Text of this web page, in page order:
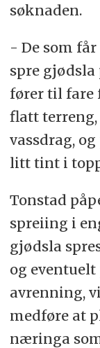
søknaden.
- De som
spre
fører til fare
flatt
vassdrag,
litt tint i
Tonstad
spreiing i
gjødsla
og
avrenning,
medføre at
næringa